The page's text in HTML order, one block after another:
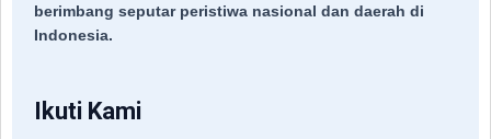
berimbang seputar peristiwa nasional dan daerah di
Indonesia.
Ikuti Kami